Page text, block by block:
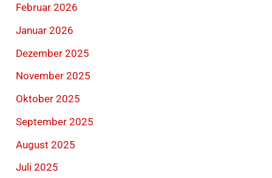
Februar 2026
Januar 2026
Dezember 2025
November 2025
Oktober 2025
September 2025
August 2025
Juli 2025